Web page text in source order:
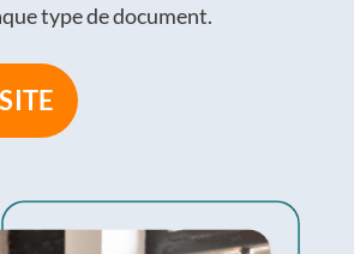
type de document.